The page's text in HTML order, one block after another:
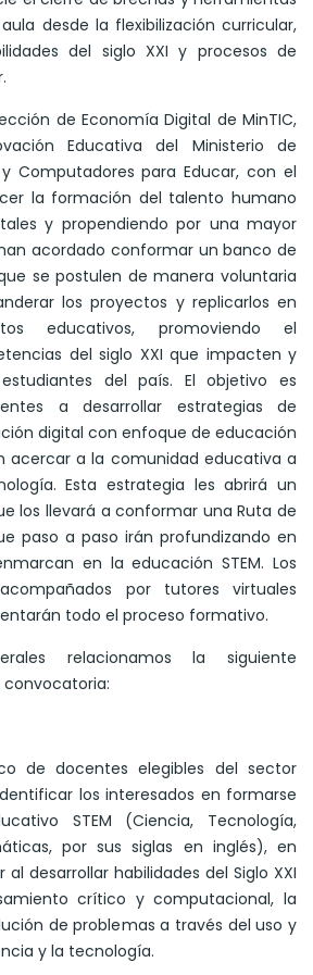
desde la flexibilización curricular,
del siglo XXI y procesos de
de Economía Digital de MinTIC,
Educativa del Ministerio de
Computadores para Educar, con el
la formación del talento humano
y propendiendo por una mayor
acordado conformar un banco de
se postulen de manera voluntaria
los proyectos y replicarlos en
educativos, promoviendo el
del siglo XXI que impacten y
del país. El objetivo es
a desarrollar estrategias de
digital con enfoque de educación
acercar a la comunidad educativa a
Esta estrategia les abrirá un
los llevará a conformar una Ruta de
paso a paso irán profundizando en
en la educación STEM. Los
por tutores virtuales
todo el proceso formativo.
relacionamos la siguiente
de docentes elegibles del sector
los interesados en formarse
STEM (Ciencia, Tecnología,
por sus siglas en inglés), en
desarrollar habilidades del Siglo XXI
crítico y computacional, la
de problemas a través del uso y
y la tecnología.